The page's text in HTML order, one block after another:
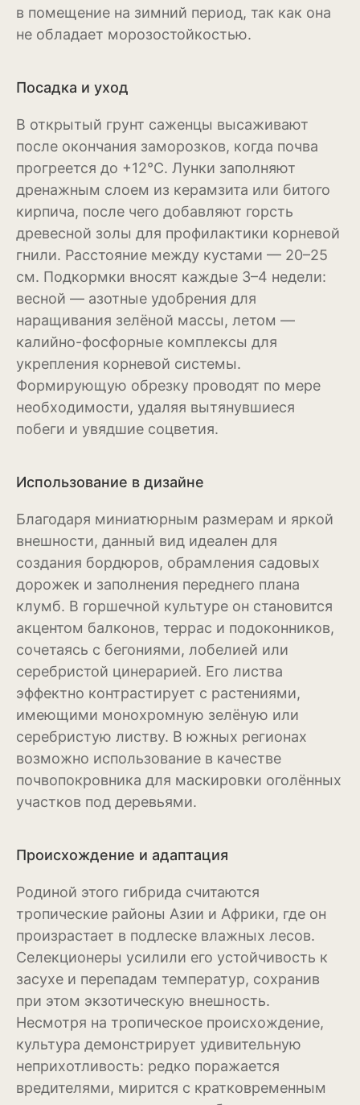
Кустарники и деревья
Бересклет
Буддлея
Вейгела
Дёрен
Ель
Жимолость
Ива
Кипарисовик
Клен
Лиственница
Можжевельник
Пузыреплодник
Сирень
Сосна
Спирея
Тысячелистник
Чубушник (жасмин)
Овощи
Баклажан
Брокколи
Кабачки
Капуста
Капуста кольраби
Картофель
Листовая капуста
Лук
Морковь
Огурцы
в помещение на зимний период, так как она
не обладает морозостойкостью.
Посадка и уход
В открытый грунт саженцы высаживают
после окончания заморозков, когда почва
прогреется до +12°C. Лунки заполняют
дренажным слоем из керамзита или битого
кирпича, после чего добавляют горсть
древесной золы для профилактики корневой
гнили. Расстояние между кустами — 20–25
см. Подкормки вносят каждые 3–4 недели:
весной — азотные удобрения для
наращивания зелёной массы, летом —
калийно-фосфорные комплексы для
укрепления корневой системы.
Формирующую обрезку проводят по мере
необходимости, удаляя вытянувшиеся
побеги и увядшие соцветия.
Использование в дизайне
Благодаря миниатюрным размерам и яркой
внешности, данный вид идеален для
создания бордюров, обрамления садовых
дорожек и заполнения переднего плана
клумб. В горшечной культуре он становится
акцентом балконов, террас и подоконников,
сочетаясь с бегониями, лобелией или
серебристой цинерарией. Его листва
эффектно контрастирует с растениями,
имеющими монохромную зелёную или
серебристую листву. В южных регионах
возможно использование в качестве
почвопокровника для маскировки оголённых
участков под деревьями.
Происхождение и адаптация
Родиной этого гибрида считаются
тропические районы Азии и Африки, где он
произрастает в подлеске влажных лесов.
Селекционеры усилили его устойчивость к
засухе и перепадам температур, сохранив
при этом экзотическую внешность.
Несмотря на тропическое происхождение,
культура демонстрирует удивительную
неприхотливость: редко поражается
вредителями, мирится с кратковременным